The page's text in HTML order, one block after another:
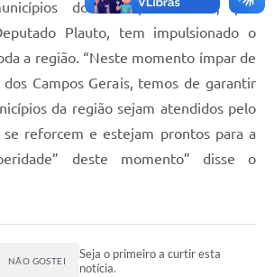
dos Campos Gerais, por
Plauto, tem impulsionado o
a região. “Neste momento ímpar de
Campos Gerais, temos de garantir
da região sejam atendidos pelo
se reforcem e estejam prontos para a
deste momento” disse o
NÃO GOSTEI
Seja o primeiro a curtir esta
notícia.